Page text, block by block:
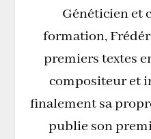
Généticien et
formation,
premiers textes
compositeur et
finalement sa
publie son